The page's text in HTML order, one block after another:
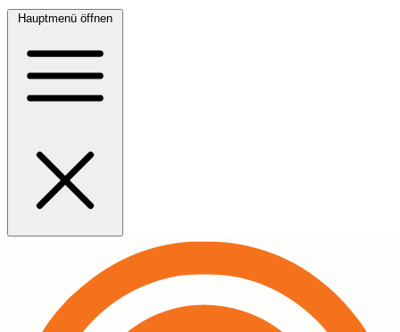
Hauptmenü öffnen